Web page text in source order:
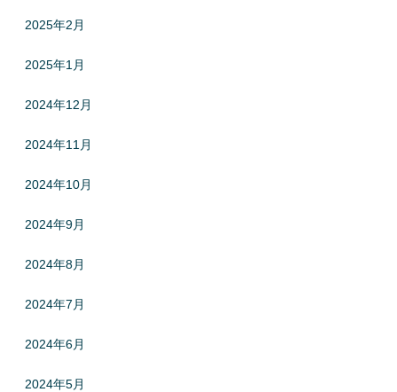
2025年2月
2025年1月
2024年12月
2024年11月
2024年10月
2024年9月
2024年8月
2024年7月
2024年6月
2024年5月